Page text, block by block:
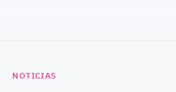
NOTICIAS